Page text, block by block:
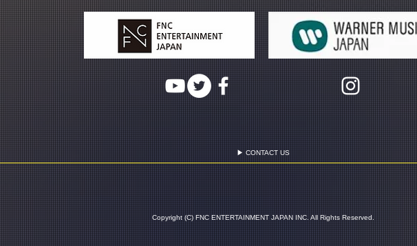
▶ CONTACT US
Copyright (C) FNC ENTERTAINMENT JAPAN INC. All Rights Reserved.